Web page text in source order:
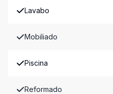
Lavabo
Mobiliado
Piscina
Reformado